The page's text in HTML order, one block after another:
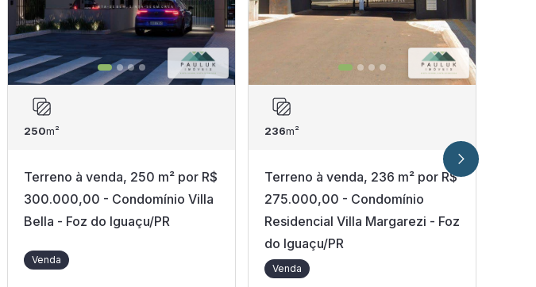
250m²
Terreno à venda, 250 m² por R$
300.000,00 - Condomínio Villa
Bella - Foz do Iguaçu/PR
Venda
236m²
Terreno à venda, 236 m² por R$
275.000,00 - Condomínio
Residencial Villa Margarezi - Foz
do Iguaçu/PR
Venda